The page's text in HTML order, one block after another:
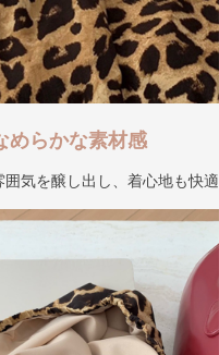
めらかな素材感
気を醸し出し、着心地も快適